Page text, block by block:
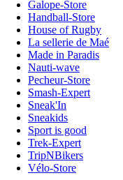
Galope-Store
Handball-Store
House of Rugby
La sellerie de Maé
Made in Paradis
Nauti-wave
Pecheur-Store
Smash-Expert
Sneak'In
Sneakids
Sport is good
Trek-Expert
TripNBikers
Vélo-Store